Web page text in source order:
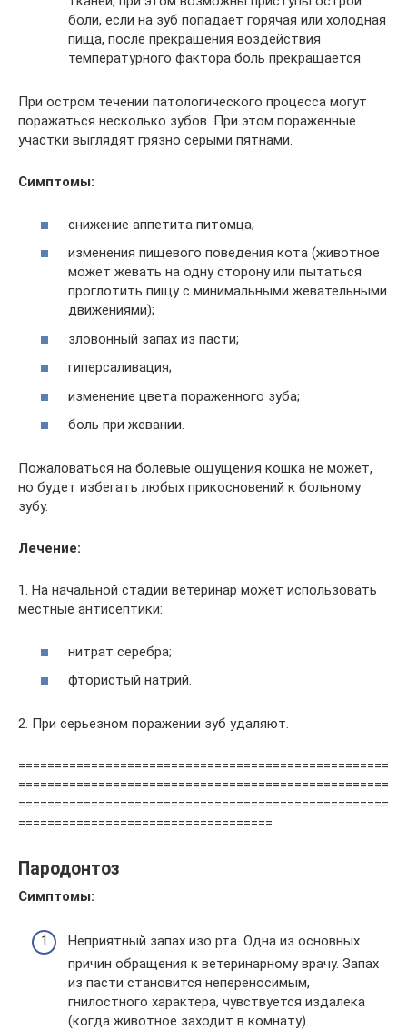
боли, если на зуб попадает горячая или холодная
пища, после прекращения воздействия
температурного фактора боль прекращается.
При остром течении патологического процесса могут
поражаться несколько зубов. При этом пораженные
участки выглядят грязно серыми пятнами.
Симптомы:
снижение аппетита питомца;
изменения пищевого поведения кота (животное
может жевать на одну сторону или пытаться
проглотить пищу с минимальными жевательными
движениями);
зловонный запах из пасти;
гиперсаливация;
изменение цвета пораженного зуба;
боль при жевании.
Пожаловаться на болевые ощущения кошка не может,
но будет избегать любых прикосновений к больному
зубу.
Лечение:
1. На начальной стадии ветеринар может использовать
местные антисептики:
нитрат серебра;
фтористый натрий.
2. При серьезном поражении зуб удаляют.
===================================================
===================================================
===================================================
===================================
Пародонтоз
Симптомы:
Неприятный запах изо рта. Одна из основных
причин обращения к ветеринарному врачу. Запах
из пасти становится непереносимым,
гнилостного характера, чувствуется издалека
(когда животное заходит в комнату).